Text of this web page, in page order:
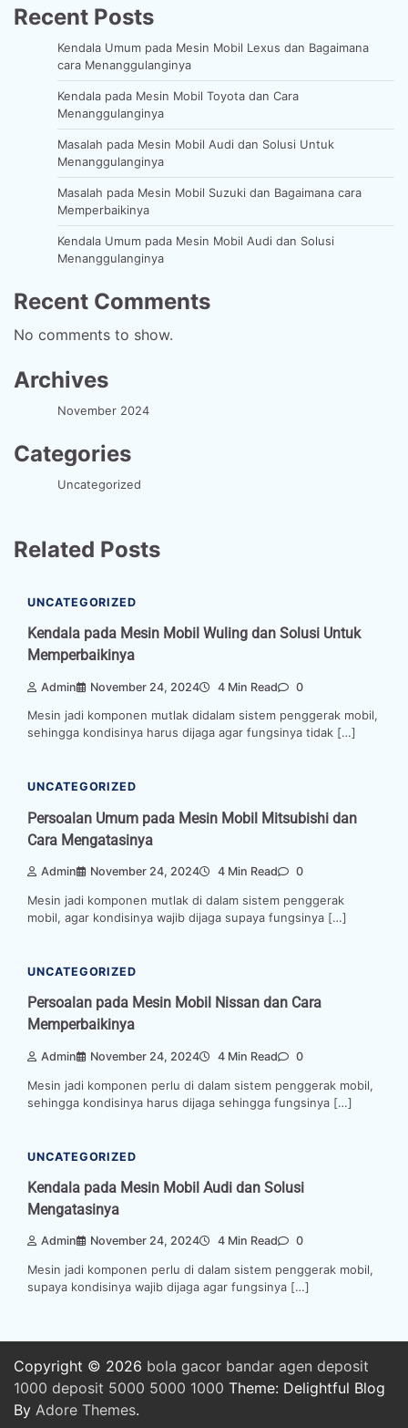
Recent Posts
Kendala Umum pada Mesin Mobil Lexus dan Bagaimana
cara Menanggulanginya
Kendala pada Mesin Mobil Toyota dan Cara
Menanggulanginya
Masalah pada Mesin Mobil Audi dan Solusi Untuk
Menanggulanginya
Masalah pada Mesin Mobil Suzuki dan Bagaimana cara
Memperbaikinya
Kendala Umum pada Mesin Mobil Audi dan Solusi
Menanggulanginya
Recent Comments
No comments to show.
Archives
November 2024
Categories
Uncategorized
Related Posts
UNCATEGORIZED
Kendala pada Mesin Mobil Wuling dan Solusi Untuk
Memperbaikinya
Admin November 24, 2024 4 Min Read 0
Mesin jadi komponen mutlak didalam sistem penggerak mobil,
sehingga kondisinya harus dijaga agar fungsinya tidak […]
UNCATEGORIZED
Persoalan Umum pada Mesin Mobil Mitsubishi dan
Cara Mengatasinya
Admin November 24, 2024 4 Min Read 0
Mesin jadi komponen mutlak di dalam sistem penggerak
mobil, agar kondisinya wajib dijaga supaya fungsinya […]
UNCATEGORIZED
Persoalan pada Mesin Mobil Nissan dan Cara
Memperbaikinya
Admin November 24, 2024 4 Min Read 0
Mesin jadi komponen perlu di dalam sistem penggerak mobil,
sehingga kondisinya harus dijaga sehingga fungsinya […]
UNCATEGORIZED
Kendala pada Mesin Mobil Audi dan Solusi
Mengatasinya
Admin November 24, 2024 4 Min Read 0
Mesin jadi komponen perlu di dalam sistem penggerak mobil,
supaya kondisinya wajib dijaga agar fungsinya […]
Copyright © 2026 bola gacor bandar agen deposit
1000 deposit 5000 5000 1000 Theme: Delightful Blog
By Adore Themes.